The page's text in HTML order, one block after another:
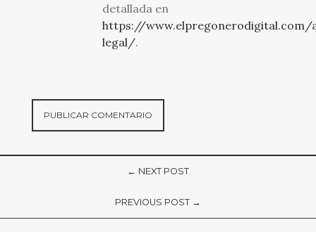
detallada en
https://www.elpregonerodigital.com/
legal/.
← NEXT POST
PREVIOUS POST →